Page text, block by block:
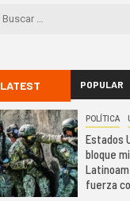
LATEST POPULAR
POLÍTICA
Estados
bloque
fuerza